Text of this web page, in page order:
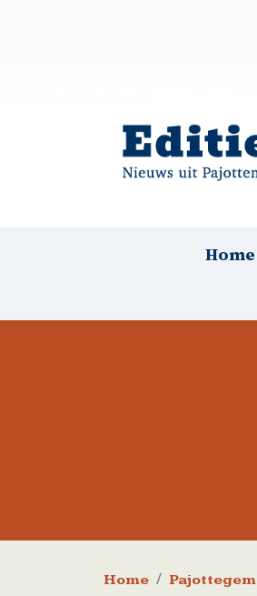
HoofdnavigatieHome
Kruimelpad
Home Pajottegem